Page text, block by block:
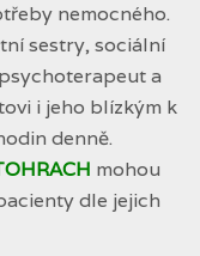
nemocného.
sestry, sociální
a
i jeho blízkým k
denně.
mohou
dle jejich